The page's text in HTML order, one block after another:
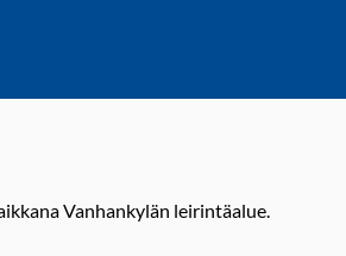
Vanhankylän leirintäalue.